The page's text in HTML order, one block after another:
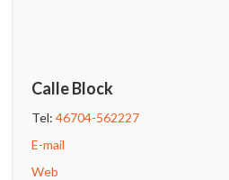
Calle Block
Tel: 46704-562227
E-mail
Web